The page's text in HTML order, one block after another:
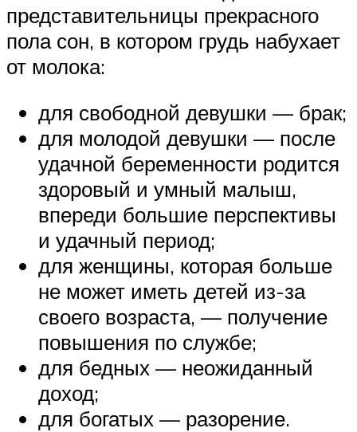
представительницы прекрасного
пола сон, в котором грудь набухает
от молока:
для свободной девушки — брак;
для молодой девушки — после
удачной беременности родится
здоровый и умный малыш,
впереди большие перспективы
и удачный период;
для женщины, которая больше
не может иметь детей из-за
своего возраста, — получение
повышения по службе;
для бедных — неожиданный
доход;
для богатых — разорение.